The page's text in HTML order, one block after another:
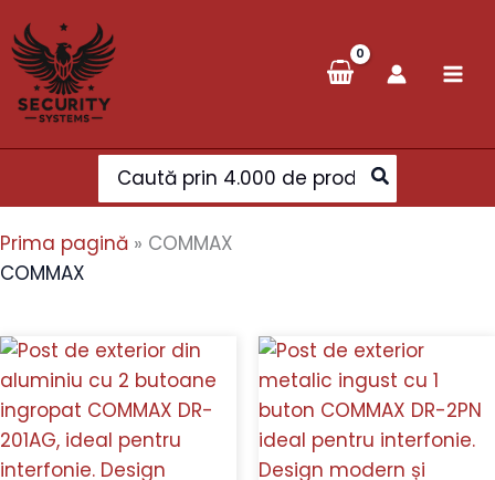
to
content
Search
for:
Prima pagină » COMMAX
COMMAX